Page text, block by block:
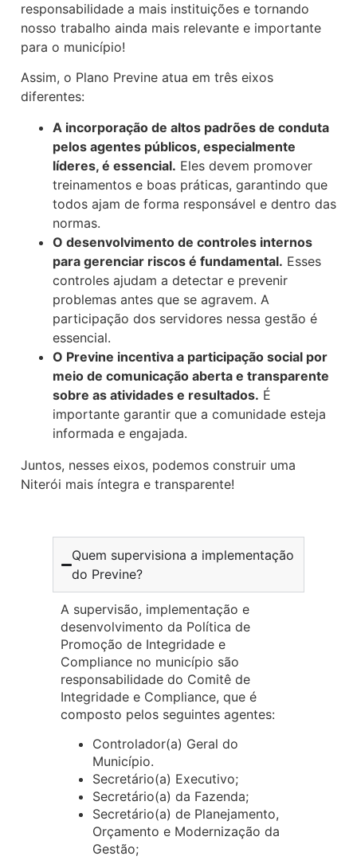
responsabilidade a mais instituições e tornando
nosso trabalho ainda mais relevante e importante
para o município!
Assim, o Plano Previne atua em três eixos
diferentes:
A incorporação de altos padrões de conduta
pelos agentes públicos, especialmente
líderes, é essencial. Eles devem promover
treinamentos e boas práticas, garantindo que
todos ajam de forma responsável e dentro das
normas.
O desenvolvimento de controles internos
para gerenciar riscos é fundamental. Esses
controles ajudam a detectar e prevenir
problemas antes que se agravem. A
participação dos servidores nessa gestão é
essencial.
O Previne incentiva a participação social por
meio de comunicação aberta e transparente
sobre as atividades e resultados. É
importante garantir que a comunidade esteja
informada e engajada.
Juntos, nesses eixos, podemos construir uma
Niterói mais íntegra e transparente!
Quem supervisiona a implementação
do Previne? ​
A supervisão, implementação e
desenvolvimento da Política de
Promoção de Integridade e
Compliance no município são
responsabilidade do Comitê de
Integridade e Compliance, que é
composto pelos seguintes agentes:
Controlador(a) Geral do
Município.
Secretário(a) Executivo;
Secretário(a) da Fazenda;
Secretário(a) de Planejamento,
Orçamento e Modernização da
Gestão;